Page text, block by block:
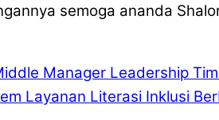
semoga ananda
Manager Leadership
Layanan Literasi Inklusi